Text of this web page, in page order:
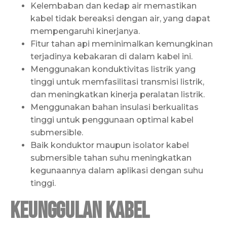
Kelembaban dan kedap air memastikan
kabel tidak bereaksi dengan air, yang dapat
mempengaruhi kinerjanya.
Fitur tahan api meminimalkan kemungkinan
terjadinya kebakaran di dalam kabel ini.
Menggunakan konduktivitas listrik yang
tinggi untuk memfasilitasi transmisi listrik,
dan meningkatkan kinerja peralatan listrik.
Menggunakan bahan insulasi berkualitas
tinggi untuk penggunaan optimal kabel
submersible.
Baik konduktor maupun isolator kabel
submersible tahan suhu meningkatkan
kegunaannya dalam aplikasi dengan suhu
tinggi.
Keunggulan kabel